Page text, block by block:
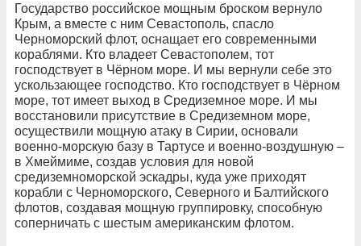
Государство российское мощным броском вернуло
Крым, а вместе с ним Севастополь, спасло
Черноморский флот, оснащает его современными
кораблями. Кто владеет Севастополем, тот
господствует в Чёрном море. И мы вернули себе это
ускользающее господство. Кто господствует в Чёрном
море, тот имеет выход в Средиземное море. И мы
восстановили присутствие в Средиземном море,
осуществили мощную атаку в Сирии, основали
военно-морскую базу в Тартусе и военно-воздушную –
в Хмеймиме, создав условия для новой
средиземноморской эскадры, куда уже приходят
корабли с Черноморского, Северного и Балтийского
флотов, создавая мощную группировку, способную
соперничать с шестым американским флотом.